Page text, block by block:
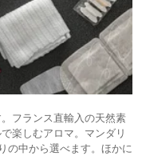
フランス直輸入の天然素
楽しむアロマ。マンダリ
の中から選べます。ほかに